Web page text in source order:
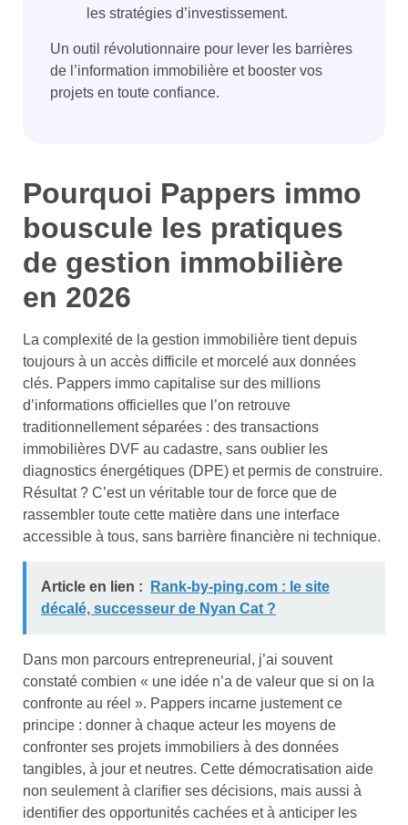
les stratégies d’investissement.
Un outil révolutionnaire pour lever les barrières
de l’information immobilière et booster vos
projets en toute confiance.
Pourquoi Pappers immo
bouscule les pratiques
de gestion immobilière
en 2026
La complexité de la gestion immobilière tient depuis
toujours à un accès difficile et morcelé aux données
clés. Pappers immo capitalise sur des millions
d’informations officielles que l’on retrouve
traditionnellement séparées : des transactions
immobilières DVF au cadastre, sans oublier les
diagnostics énergétiques (DPE) et permis de construire.
Résultat ? C’est un véritable tour de force que de
rassembler toute cette matière dans une interface
accessible à tous, sans barrière financière ni technique.
Article en lien :
Rank-by-ping.com : le site
décalé, successeur de Nyan Cat ?
Dans mon parcours entrepreneurial, j’ai souvent
constaté combien « une idée n’a de valeur que si on la
confronte au réel ». Pappers incarne justement ce
principe : donner à chaque acteur les moyens de
confronter ses projets immobiliers à des données
tangibles, à jour et neutres. Cette démocratisation aide
non seulement à clarifier ses décisions, mais aussi à
identifier des opportunités cachées et à anticiper les